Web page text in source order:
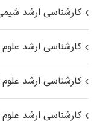
کارشناسی ارشد
کارشناسی ارشد
کارشناسی ارشد
کارشناسی ارشد علوم